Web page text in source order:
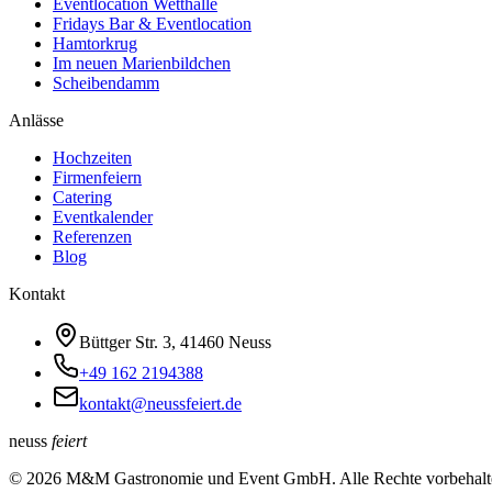
Fridays Bar & Eventlocation
Hamtorkrug
Im neuen Marienbildchen
Scheibendamm
Anlässe
Hochzeiten
Firmenfeiern
Catering
Eventkalender
Referenzen
Blog
Kontakt
Büttger Str. 3, 41460 Neuss
+49 162 2194388
kontakt@neussfeiert.de
neuss feiert
© 2026 M&M Gastronomie und Event GmbH. Alle Rechte